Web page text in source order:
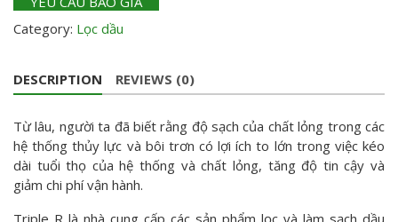
Category: Lọc dầu
DESCRIPTION REVIEWS (0)
Từ lâu, người ta đã biết rằng độ sạch của chất lỏng trong các
hệ thống thủy lực và bôi trơn có lợi ích to lớn trong việc kéo
dài tuổi thọ của hệ thống và chất lỏng, tăng độ tin cậy và
giảm chi phí vận hành.